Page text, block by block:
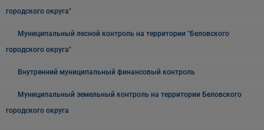
городского округа"
Муниципальный лесной контроль на территории "Беловского
городского округа"
Внутренний муниципальный финансовый контроль
Муниципальный земельный контроль на территории Беловского
городского округа